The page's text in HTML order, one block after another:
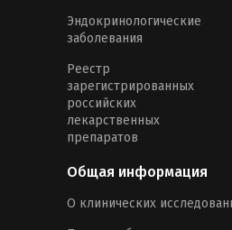
Эндокринологические
заболевания
Реестр
зарегистрированных
российских
лекарственных
препаратов
Общая информация
О клинических